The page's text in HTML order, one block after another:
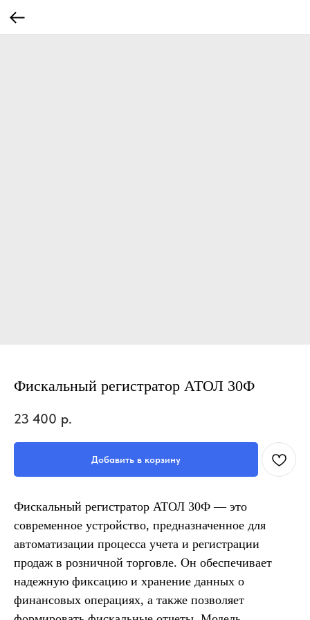
Фискальный регистратор АТОЛ 30Ф
23 400 р.
Добавить в корзину
Фискальный регистратор АТОЛ 30Ф — это
современное устройство, предназначенное для
автоматизации процесса учета и регистрации
продаж в розничной торговле. Он обеспечивает
надежную фиксацию и хранение данных о
финансовых операциях, а также позволяет